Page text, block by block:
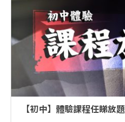
【初中】體驗課程任睇放題